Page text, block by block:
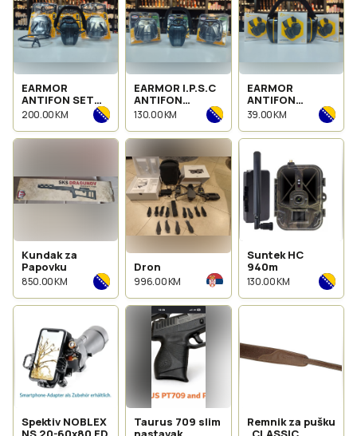
EARMOR
ANTIFON SET
M300T & G01 -
200.00 KM
EARMOR I.P.S.C
ANTIFON
M300X-BK
130.00 KM
EARMOR
ANTIFON
M300L-BK
39.00 KM
Kundak za
Papovku
850.00 KM
Dron
996.00 KM
Suntek HC
940m
130.00 KM
Spektiv NOBLEX
Taurus 709 slim
Remnik za pušku